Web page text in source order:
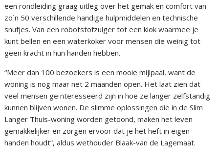
een rondleiding graag uitleg over het gemak en comfort van
zo´n 50 verschillende handige hulpmiddelen en technische
snufjes. Van een robotstofzuiger tot een klok waarmee je
kunt bellen en een waterkoker voor mensen die weinig tot
geen kracht in hun handen hebben.
“Meer dan 100 bezoekers is een mooie mijlpaal, want de
woning is nog maar net 2 maanden open. Het laat zien dat
veel mensen geïnteresseerd zijn in hoe ze langer zelfstandig
kunnen blijven wonen. De slimme oplossingen die in de Slim
Langer Thuis-woning worden getoond, maken het leven
gemakkelijker en zorgen ervoor dat je het heft in eigen
handen houdt”, aldus wethouder Blaak-van de Lagemaat.